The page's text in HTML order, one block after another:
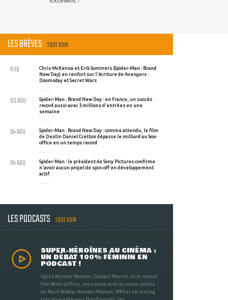
LES BRÈVES TOUT VOIR
Chris McKenna et Erik Sommers (Spider-Man : Brand
New Day) en renfort sur l'écriture de Avengers :
Doomsday et Secret Wars
11:19
Spider-Man : Brand New Day : en France, un succès
record aussi avec 3 millions d'entrées en une
semaine
05 AOU
Spider-Man : Brand New Day : comme attendu, le film
de Destin Daniel Cretton dépasse le milliard au box-
office en un temps record
04 AOU
Spider-Man : le président de Sony Pictures confirme
n'avoir aucun projet de spin-off en développement
actif
04 AOU
LES PODCASTS TOUT VOIR
SUPER-HÉROÏNES AU CINÉMA :
UN DÉBAT 100% FÉMININ EN
PODCAST !
Après Wonder Woman, Captain Marvel, et le récent
film Birds of Prey, mais aussi avec la venue proche
de Black Widow, Wonder Woman 1984 et un casting